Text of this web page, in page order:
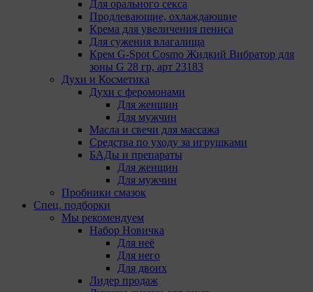
Для орального секса
Продлевающие, охлаждающие
Крема для увеличения пениса
Для сужения влагалища
Крем G-Spot Cosmo Жидкий Вибратор для
зоны G 28 гр, арт 23183
Духи и Косметика
Духи с феромонами
Для женщин
Для мужчин
Масла и свечи для массажа
Средства по уходу за игрушками
БАДы и препараты
Для женщин
Для мужчин
Пробники смазок
Спец. подборки
Мы рекомендуем
Набор Новичка
Для неё
Для него
Для двоих
Лидер продаж
D04E5W5 Ireland.
Сохранить мои изменения
Сохранить по умолчанию